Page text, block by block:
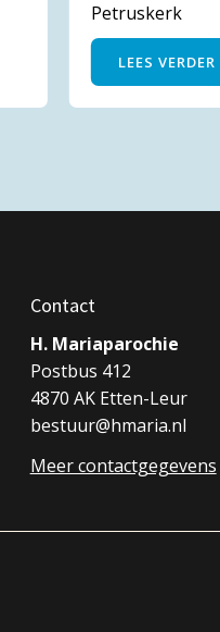
Petruskerk
LEES VERDER
Contact
H. Mariaparochie
Postbus 412
4870 AK Etten-Leur
bestuur@hmaria.nl
Meer contactgegevens